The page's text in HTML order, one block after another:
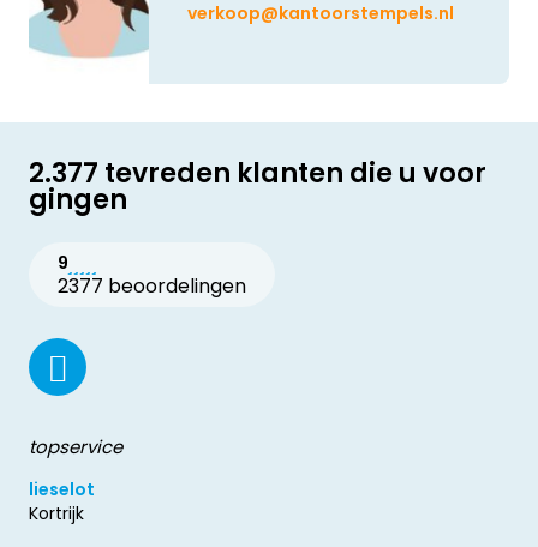
verkoop@kantoorstempels.nl
2.377 tevreden klanten die u voor
gingen
9
2377 beoordelingen
topservice
lieselot
Kortrijk